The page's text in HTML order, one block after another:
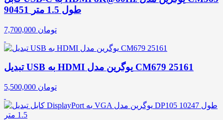
90451 طول 1.5 متر
7,700,000 تومان
تبدیل USB به HDMI یوگرین مدل CM679 25161
5,500,000 تومان